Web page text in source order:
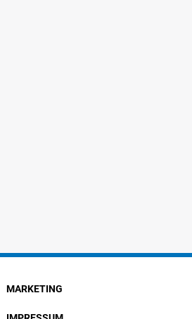
MARKETING